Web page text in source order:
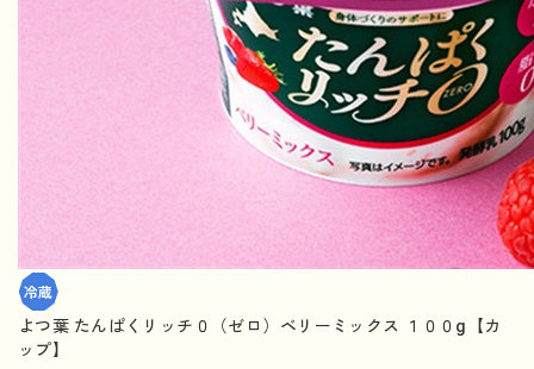
よつ葉 たんぱくリッチ０（ゼロ）ベリーミックス １００g【カ
ップ】